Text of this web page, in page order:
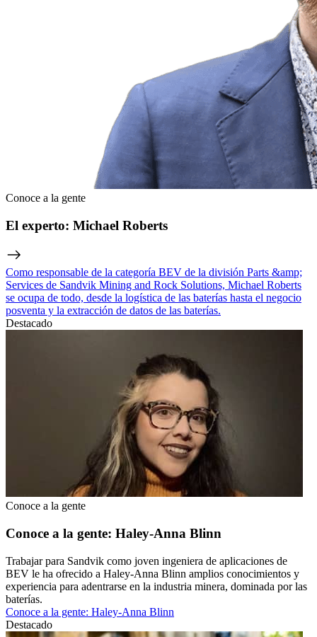
Conoce a la gente
El experto: Michael Roberts
Como responsable de la categoría BEV de la división Parts &amp;
Services de Sandvik Mining and Rock Solutions, Michael Roberts
se ocupa de todo, desde la logística de las baterías hasta el negocio
posventa y la extracción de datos de las baterías.
Destacado
Conoce a la gente
Conoce a la gente: Haley-Anna Blinn
Trabajar para Sandvik como joven ingeniera de aplicaciones de
BEV le ha ofrecido a Haley-Anna Blinn amplios conocimientos y
experiencia para adentrarse en la industria minera, dominada por las
baterías.
Conoce a la gente: Haley-Anna Blinn
Destacado